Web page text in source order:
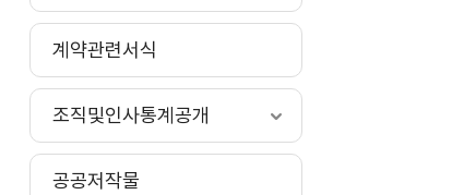
계약관련서식
조직및인사통계공개
공공저작물